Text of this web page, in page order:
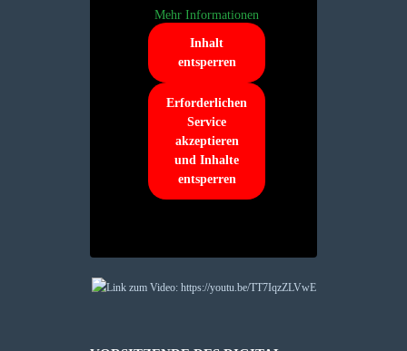
Mehr Informationen
Inhalt
entsperren
Erforderlichen
Service
akzeptieren
und Inhalte
entsperren